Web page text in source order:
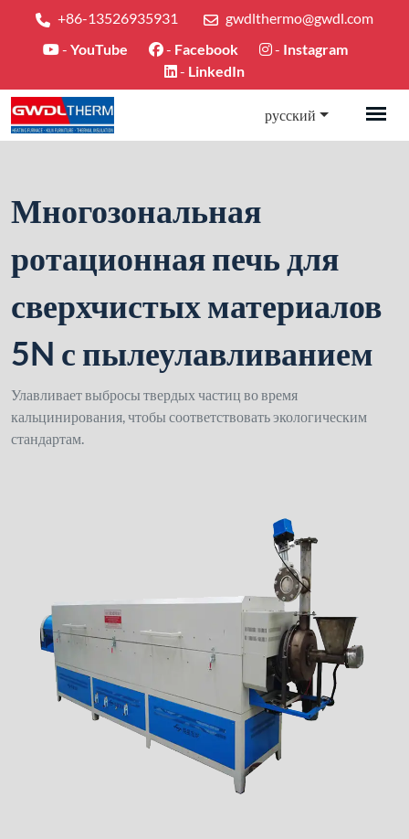
+86-13526935931
gwdlthermo@gwdl.com
- YouTube - Facebook - Instagram
- LinkedIn
русский
Многозональная
ротационная печь для
сверхчистых материалов
5N с пылеулавливанием
Улавливает выбросы твердых частиц во время
кальцинирования, чтобы соответствовать экологическим
стандартам.